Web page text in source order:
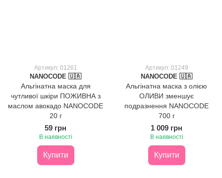
Артикул: 01261
NANOCODE 🇺🇦
Альгінатна маска для
чутливої шкіри ПОЖИВНА з
маслом авокадо NANOCODE
20 г
59 грн
В наявності
Купити
Артикул: 01249
NANOCODE 🇺🇦
Альгінатна маска з олією
ОЛИВИ зменшує
подразнення NANOCODE
700 г
1 009 грн
В наявності
Купити